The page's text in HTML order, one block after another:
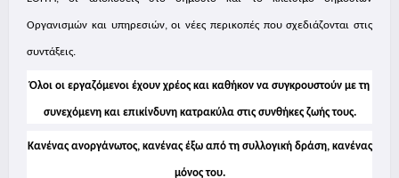
Οργανισμών και υπηρεσιών, οι νέες περικοπές που σχεδιάζονται στις
συντάξεις.
Όλοι οι εργαζόμενοι έχουν χρέος και καθήκον να συγκρουστούν με τη
συνεχόμενη και επικίνδυνη κατρακύλα στις συνθήκες ζωής τους.
Κανένας ανοργάνωτος, κανένας έξω από τη συλλογική δράση, κανένας
μόνος του.